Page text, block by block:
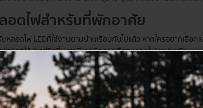
อดไฟสำหรับที่พักอาศัย
ลอดไฟ LED ที่ใช้งานตามบ้านเรือนกันไปแล้ว หากใครอยากเลือกแ
ากาศให้น่าอยู่ยิ่งขึ้น เรามีเทคนิคการเลือกหลอดไฟมาฝากกัน